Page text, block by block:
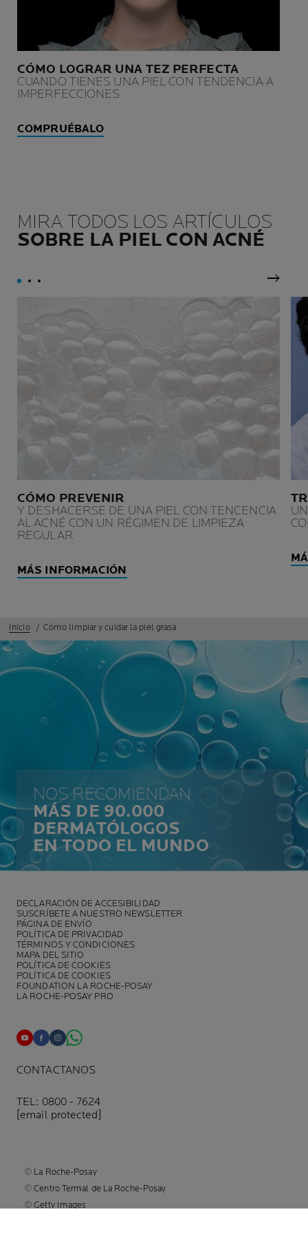
CÓMO LOGRAR UNA TEZ PERFECTA
CUANDO TIENES UNA PIEL CON TENDENCIA A
IMPERFECCIONES
COMPRUÉBALO
MIRA TODOS LOS ARTÍCULOS
SOBRE LA PIEL CON ACNÉ
Panel
CÓMO PREVENIR
Y DESHACERSE DE UNA PIEL CON TENCENCIA
AL ACNÉ CON UN RÉGIMEN DE LIMPIEZA
REGULAR
MÁS INFORMACIÓN
Inicio Cómo limpiar y cuidar la piel grasa
NOS RECOMIENDAN
MÁS DE 90.000
DERMATÓLOGOS
EN TODO EL MUNDO
DECLARACIÓN DE ACCESIBILIDAD
SUSCRÍBETE A NUESTRO NEWSLETTER
PÁGINA DE ENVÍO
POLÍTICA DE PRIVACIDAD
TÉRMINOS Y CONDICIONES
MAPA DEL SITIO
POLÍTICA DE COOKIES
POLÍTICA DE COOKIES
FOUNDATION LA ROCHE-POSAY
LA ROCHE-POSAY PRO
CONTACTANOS
TEL: 0800 - 7624
[email protected]
© La Roche-Posay
© Centro Termal de La Roche-Posay
© Getty Images